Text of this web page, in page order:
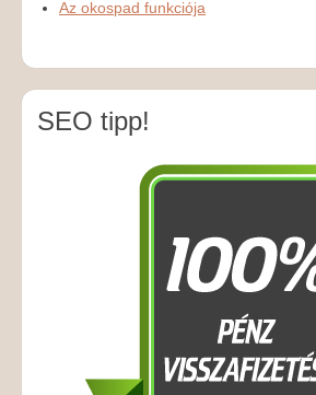
Az okospad funkciója
SEO tipp!